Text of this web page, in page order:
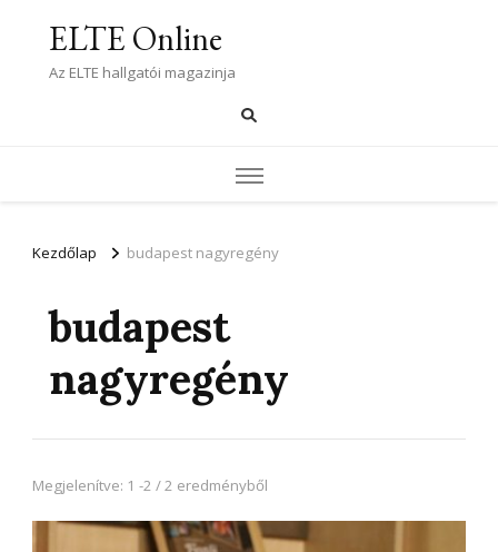
ELTE Online
Az ELTE hallgatói magazinja
Kezdőlap budapest nagyregény
budapest
nagyregény
Megjelenítve: 1 -2 / 2 eredményből